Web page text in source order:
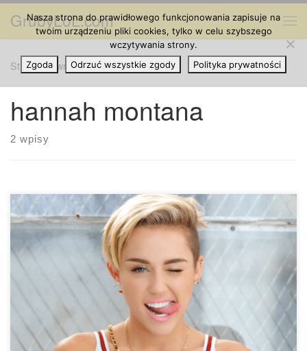
Przejdź do treści
GrubyLoL.com
Strona główna » hannah montana
hannah montana
2 wpisy
Czy Miley Cyrus na zawsze zrezygnowała z marihuany? Los
Angeles – Miley Cyrus mówi, że zrezygnowała z marihuany i
jest „kompletnie czysta”. Cyrus powiedziała reporterom z
magazynu „Bilboard” w wywiadzie opublikowanym w środę
w internecie, że nie paliła marihuany przez ostatnie trzy
tygodnie – i jest to najdłuższy okres, jaki […]
Nasza strona do prawidłowego funkcjonowania zapisuje na
twoim urządzeniu pliki cookies, tylko w celu szybszego
wczytywania strony.
Zgoda
Odrzuć wszystkie zgody Polityka prywatności